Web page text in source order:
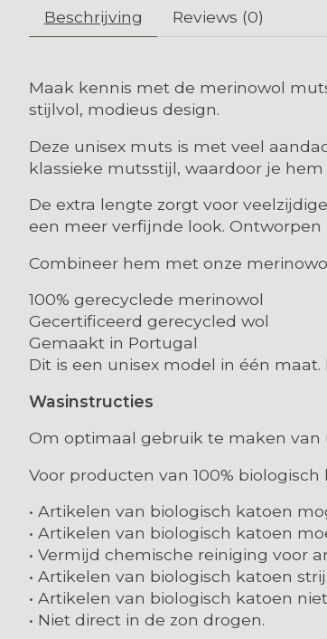
Beschrijving Reviews (0)
Maak kennis met de merinowol
stijlvol, modieus design.
Deze unisex muts is met veel
klassieke mutsstijl, waardoor je
De extra lengte zorgt voor
een meer verfijnde look.
Combineer hem met onze
100% gerecyclede merinowol
Gecertificeerd gerecycled wol
Gemaakt in Portugal
Dit is een unisex model in één
Wasinstructies
Om optimaal gebruik te maken van
Voor producten van 100% biologisch
• Artikelen van biologisch katoen
• Artikelen van biologisch katoen
• Vermijd chemische reiniging voor
• Artikelen van biologisch katoen
• Artikelen van biologisch katoen
• Niet direct in de zon drogen.